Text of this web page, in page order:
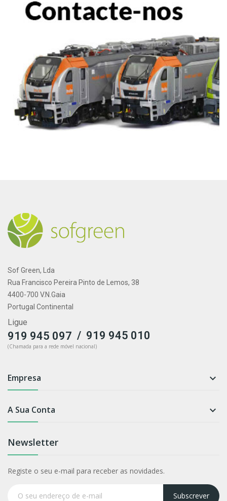
Sof Green, Lda
Rua Francisco Pereira Pinto de Lemos, 38
4400-700 V.N.Gaia
Portugal Continental
Ligue
919 945 097 / 919 945 010
(Chamada para a rede móvel nacional)
Empresa 
A Sua Conta 
Newsletter
Registe o seu e-mail para receber as novidades.
Subscrever